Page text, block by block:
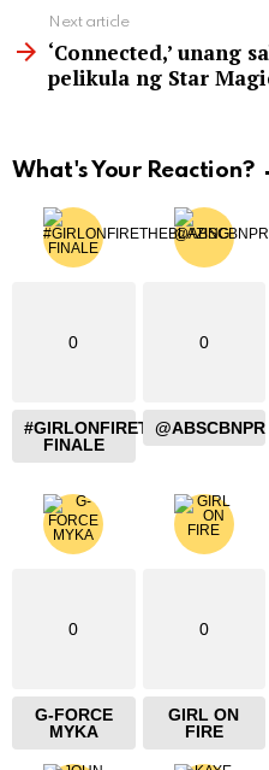
Next article
‘Connected,’ unang
pelikula ng Star
What's Your Reaction?
0
#GIRLONFIRETHEBLAZING
FINALE
0
@ABSCBNPR
0
G-FORCE
MYKA
0
GIRL ON
FIRE